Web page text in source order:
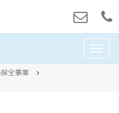
M
E
全事業